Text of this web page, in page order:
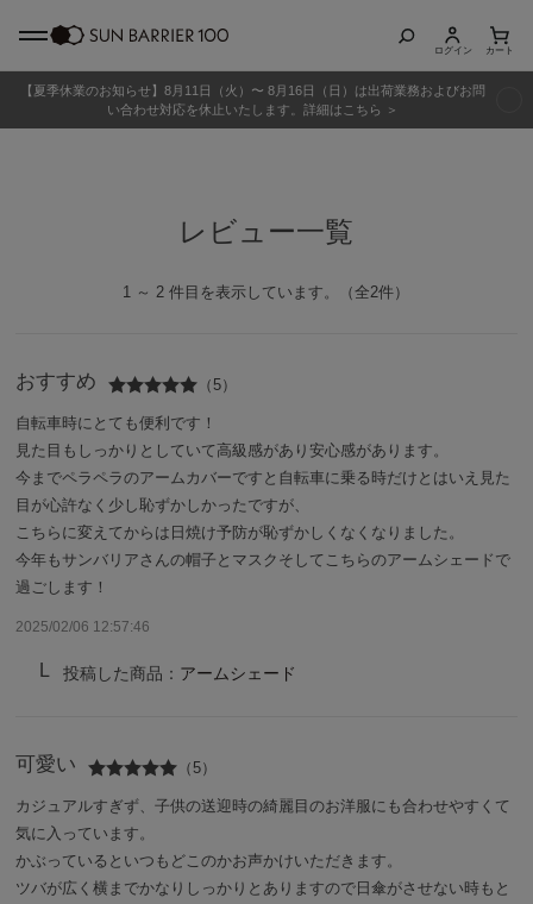
商品カテゴリ
メンズ
キッズ
サンバリア100について
ストーリー
ものづくり
修理プログラム
ログイン カート
【夏季休業のお知らせ】8月11日（火）〜 8月16日（日）は出荷業務およびお問
い合わせ対応を休止いたします。詳細はこちら ＞
レビュー一覧
1 ～ 2 件目を表示しています。（全2件）
おすすめ （5）
自転車時にとても便利です！
見た目もしっかりとしていて高級感があり安心感があります。
今までペラペラのアームカバーですと自転車に乗る時だけとはいえ見た
目が心許なく少し恥ずかしかったですが、
こちらに変えてからは日焼け予防が恥ずかしくなくなりました。
今年もサンバリアさんの帽子とマスクそしてこちらのアームシェードで
過ごします！
2025/02/06 12:57:46
投稿した商品： アームシェード
可愛い （5）
カジュアルすぎず、子供の送迎時の綺麗目のお洋服にも合わせやすくて
気に入っています。
かぶっているといつもどこのかお声かけいただきます。
ツバが広く横までかなりしっかりとありますので日傘がさせない時もと